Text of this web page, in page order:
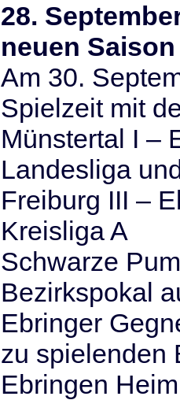
28.
neuen Saison
Am 30.
Spielzeit mit
Münstertal I –
Landesliga
Freiburg III –
Kreisliga A
Schwarze
Bezirkspokal
Ebringer
zu spielenden
Ebringen